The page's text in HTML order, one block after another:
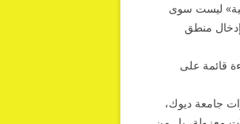
ليست سوى
إدخال منطق
قائمة على
جامعة ديوك،